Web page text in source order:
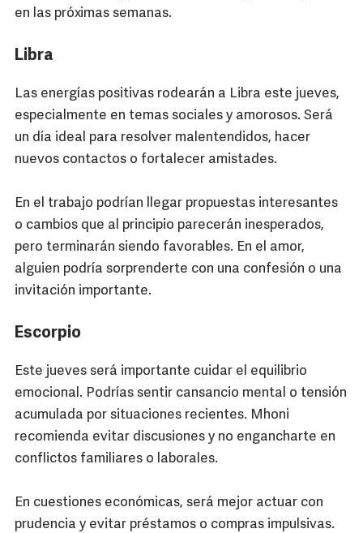
en las próximas semanas.
Libra
Las energías positivas rodearán a Libra este jueves,
especialmente en temas sociales y amorosos. Será
un día ideal para resolver malentendidos, hacer
nuevos contactos o fortalecer amistades.
En el trabajo podrían llegar propuestas interesantes
o cambios que al principio parecerán inesperados,
pero terminarán siendo favorables. En el amor,
alguien podría sorprenderte con una confesión o una
invitación importante.
Escorpio
Este jueves será importante cuidar el equilibrio
emocional. Podrías sentir cansancio mental o tensión
acumulada por situaciones recientes. Mhoni
recomienda evitar discusiones y no engancharte en
conflictos familiares o laborales.
En cuestiones económicas, será mejor actuar con
prudencia y evitar préstamos o compras impulsivas.